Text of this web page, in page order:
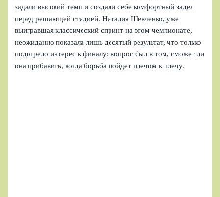
задали высокий темп и создали себе комфортный задел
перед решающей стадией. Наталия Шевченко, уже
выигравшая классический спринт на этом чемпионате,
неожиданно показала лишь десятый результат, что только
подогрело интерес к финалу: вопрос был в том, сможет ли
она прибавить, когда борьба пойдет плечом к плечу.